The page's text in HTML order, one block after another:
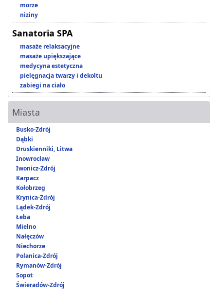
morze
niziny
Sanatoria SPA
masaże relaksacyjne
masaże upiększające
medycyna estetyczna
pielęgnacja twarzy i dekoltu
zabiegi na ciało
Miasta
Busko-Zdrój
Dąbki
Druskienniki, Litwa
Inowrocław
Iwonicz-Zdrój
Karpacz
Kołobrzeg
Krynica-Zdrój
Lądek-Zdrój
Łeba
Mielno
Nałęczów
Niechorze
Polanica-Zdrój
Rymanów-Zdrój
Sopot
Świeradów-Zdrój